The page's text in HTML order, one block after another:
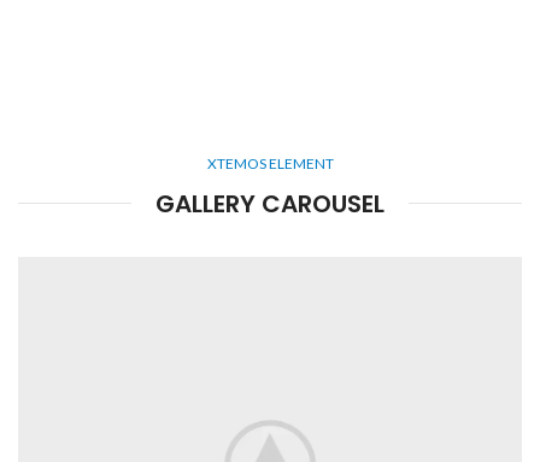
XTEMOS ELEMENT
GALLERY CAROUSEL